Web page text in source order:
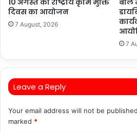
दिवस का आयोजन
7 August, 2026
7
Leave a Reply
Your email address will not be
marked *